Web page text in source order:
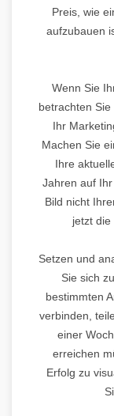
Preis, wie
aufzubauen
Wenn Sie
betrachten
Ihr
Machen Sie
Ihre
Jahren auf
Bild nicht
jetzt die
Setzen und
Sie sich
bestimmten
verbinden,
einer
erreichen
Erfolg zu